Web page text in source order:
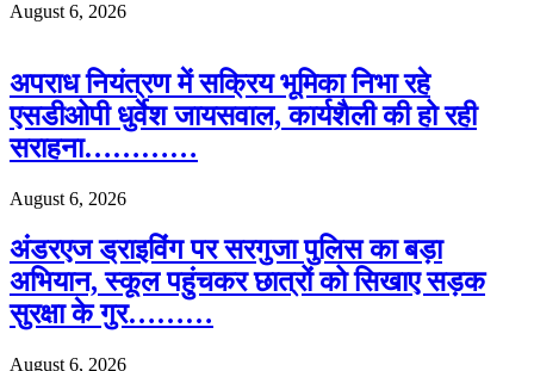
August 6, 2026
अपराध नियंत्रण में सक्रिय भूमिका निभा रहे
एसडीओपी धुर्वेश जायसवाल, कार्यशैली की हो रही
सराहना…………
August 6, 2026
अंडरएज ड्राइविंग पर सरगुजा पुलिस का बड़ा
अभियान, स्कूल पहुंचकर छात्रों को सिखाए सड़क
सुरक्षा के गुर………
August 6, 2026